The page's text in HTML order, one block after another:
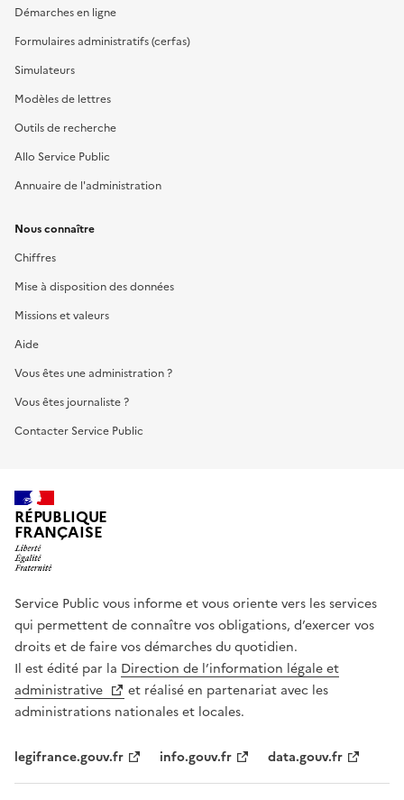
Démarches en ligne
Formulaires administratifs (cerfas)
Simulateurs
Modèles de lettres
Outils de recherche
Allo Service Public
Annuaire de l'administration
Nous connaître
Chiffres
Mise à disposition des données
Missions et valeurs
Aide
Vous êtes une administration ?
Vous êtes journaliste ?
Contacter Service Public
RÉPUBLIQUE
FRANÇAISE
Service Public vous informe et vous oriente vers les services
qui permettent de connaître vos obligations, d’exercer vos
droits et de faire vos démarches du quotidien.
Il est édité par la Direction de l’information légale et
administrative
et réalisé en partenariat avec les
administrations nationales et locales.
legifrance.gouv.fr info.gouv.fr data.gouv.fr